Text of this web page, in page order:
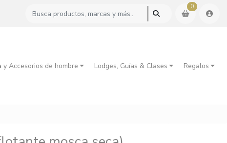
0
y Accesorios de hombre Lodges, Guías & Clases Regalos